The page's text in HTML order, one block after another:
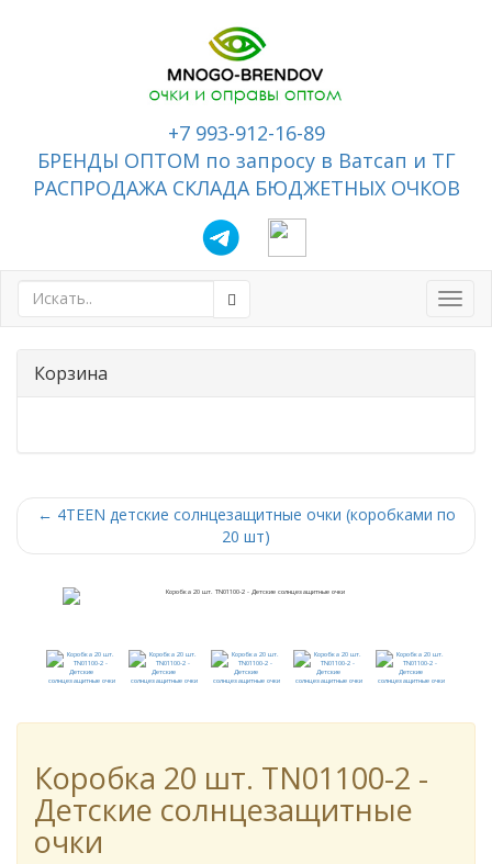
+7 993-912-16-89
БРЕНДЫ ОПТОМ по запросу в Ватсап и ТГ
РАСПРОДАЖА СКЛАДА БЮДЖЕТНЫХ ОЧКОВ
Корзина
← 4TEEN детские солнцезащитные очки (коробками по
20 шт)
Коробка 20 шт. TN01100-2 -
Детские солнцезащитные
очки